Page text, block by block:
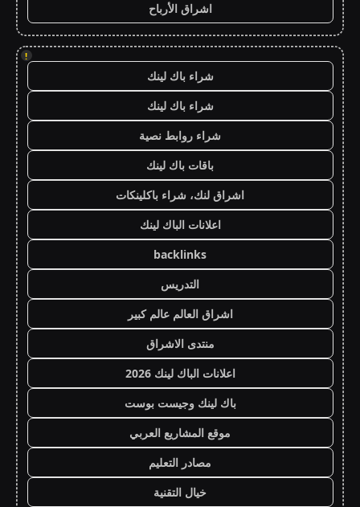
اشراق الأرباح
!
شراء باك لينك
شراء باك لينك
شراء روابط نصية
باقات باك لينك
اشراق لنك، شراء باكلينكات
اعلانات الباك لينك
backlinks
التدريس
اشراق العالم عالم كبير
منتدى الاشراق
اعلانات الباك لينك 2026
باك لينك وجيست بوست
موقع المشاريع العربي
مصادر التعليم
خيال التقنية